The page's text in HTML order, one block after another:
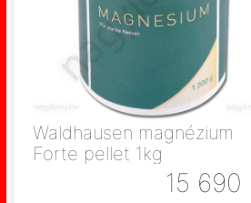
Waldhausen magnézium
Forte pellet 1kg
15 690